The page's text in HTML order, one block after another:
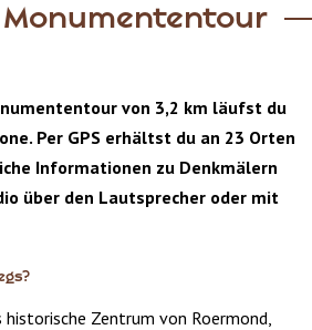
von 3,2 km läufst du
Per GPS erhältst du an 23 Orten
Informationen zu Denkmälern
über den Lautsprecher oder mit
historische Zentrum von Roermond,